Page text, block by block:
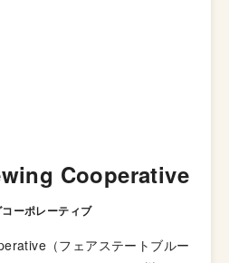
Cooperative
ーポレーティブ
（フェアステートブルー